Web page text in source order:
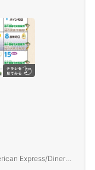
Express/Diners